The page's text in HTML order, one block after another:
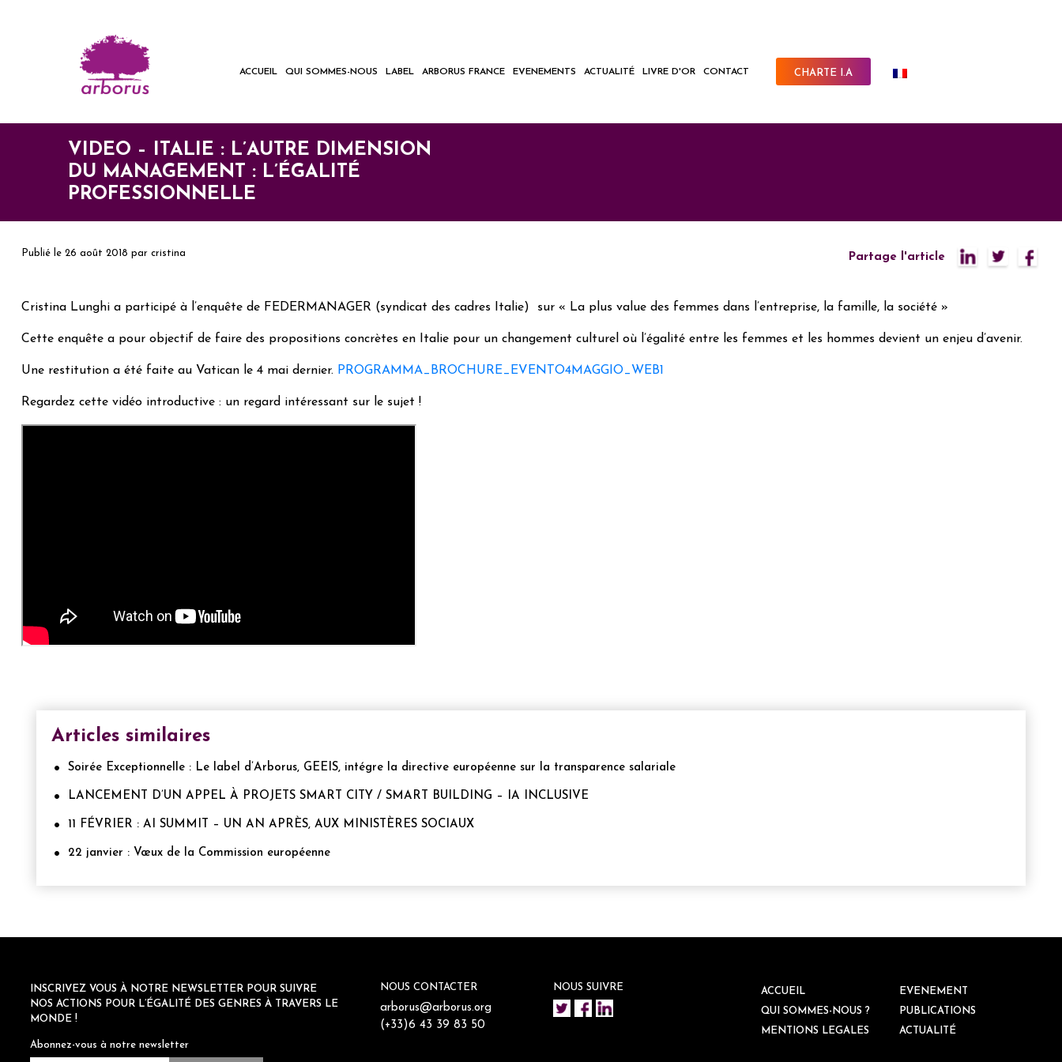
ACCUEIL QUI SOMMES-NOUS LABEL ARBORUS FRANCE EVENEMENTS ACTUALITÉ LIVRE D'OR CONTACT CHARTE I.A
VIDEO – ITALIE : L’AUTRE DIMENSION
DU MANAGEMENT : L’ÉGALITÉ
PROFESSIONNELLE
Publié le 26 août 2018 par cristina Partage l'article
Cristina Lunghi a participé à l’enquête de FEDERMANAGER (syndicat des cadres Italie) sur « La plus value des femmes dans l’entreprise, la famille, la société »
Cette enquête a pour objectif de faire des propositions concrètes en Italie pour un changement culturel où l’égalité entre les femmes et les hommes devient un enjeu d’avenir.
Une restitution a été faite au Vatican le 4 mai dernier. PROGRAMMA_BROCHURE_EVENTO4MAGGIO_WEB1
Regardez cette vidéo introductive : un regard intéressant sur le sujet !
Articles similaires
Soirée Exceptionnelle : Le label d’Arborus, GEEIS, intégre la directive européenne sur la transparence salariale
LANCEMENT D’UN APPEL À PROJETS SMART CITY / SMART BUILDING – IA INCLUSIVE
11 FÉVRIER : AI SUMMIT – UN AN APRÈS, AUX MINISTÈRES SOCIAUX
22 janvier : Vœux de la Commission européenne
INSCRIVEZ VOUS À NOTRE NEWSLETTER POUR SUIVRE
NOS ACTIONS POUR L’ÉGALITÉ DES GENRES À TRAVERS LE
MONDE !
Abonnez-vous à notre newsletter
NOUS CONTACTER
arborus@arborus.org
(+33)6 43 39 83 50
NOUS SUIVRE ACCUEIL
EVENEMENT
QUI SOMMES-NOUS ?
PUBLICATIONS
MENTIONS LEGALES
ACTUALITÉ